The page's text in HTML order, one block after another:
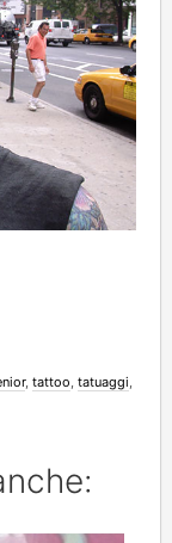
, tattoo, tatuaggi,